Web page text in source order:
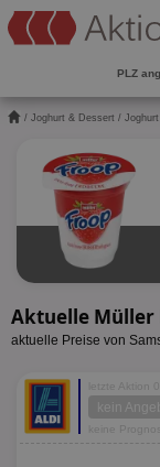
PLZ
/ Joghurt & Dessert / Joghurt
Aktuelle Müller
aktuelle Preise von
letzte Aktion
kein
keine